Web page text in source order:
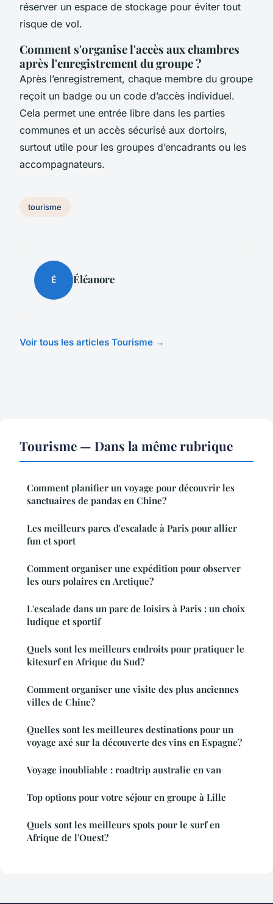
réserver un espace de stockage pour éviter tout
risque de vol.
Comment s'organise l'accès aux chambres
après l'enregistrement du groupe ?
Après l’enregistrement, chaque membre du groupe
reçoit un badge ou un code d’accès individuel.
Cela permet une entrée libre dans les parties
communes et un accès sécurisé aux dortoirs,
surtout utile pour les groupes d’encadrants ou les
accompagnateurs.
tourisme
É Éléanore
Voir tous les articles Tourisme →
Tourisme — Dans la même rubrique
Comment planifier un voyage pour découvrir les
sanctuaires de pandas en Chine?
Les meilleurs parcs d'escalade à Paris pour allier
fun et sport
Comment organiser une expédition pour observer
les ours polaires en Arctique?
L'escalade dans un parc de loisirs à Paris : un choix
ludique et sportif
Quels sont les meilleurs endroits pour pratiquer le
kitesurf en Afrique du Sud?
Comment organiser une visite des plus anciennes
villes de Chine?
Quelles sont les meilleures destinations pour un
voyage axé sur la découverte des vins en Espagne?
Voyage inoubliable : roadtrip australie en van
Top options pour votre séjour en groupe à Lille
Quels sont les meilleurs spots pour le surf en
Afrique de l'Ouest?